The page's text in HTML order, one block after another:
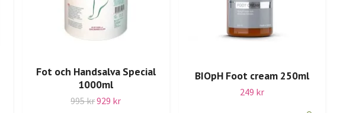
Fot och Handsalva Special
1000ml
995 kr929 kr
BIOpH Foot cream 250ml
249 kr